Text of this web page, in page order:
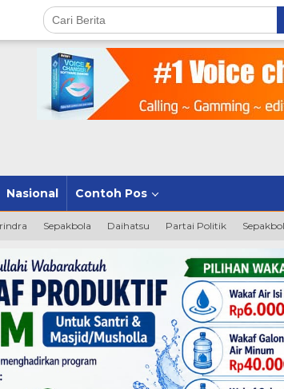
Nasional Contoh Pos
Sepakbola Daihatsu Partai Politik